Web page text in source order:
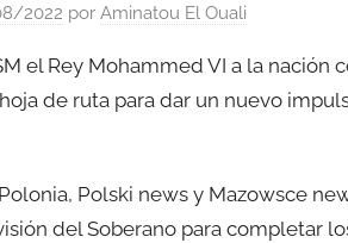
2022 por Aminatou El Ouali
el Rey Mohammed VI a la nación
de ruta para dar un nuevo
Polski news y Mazowsce
del Soberano para completar